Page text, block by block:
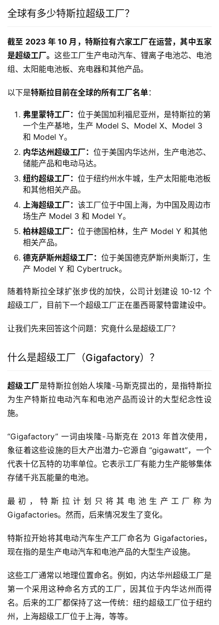
全球有多少特斯拉超级工厂？
截至 2023 年 10 月，特斯拉有六家工厂在运营，其中五家
是超级工厂。这些工厂生产电动汽车、锂离子电池芯、电池
组、太阳能电池板、充电器和其他产品。
以下是特斯拉目前在全球的所有工厂名单：
弗里蒙特工厂： 位于美国加利福尼亚州，是特斯拉的第
一个生产基地，生产 Model S、Model X、Model 3
和 Model Y。
内华达州超级工厂： 位于美国内华达州，生产电池芯、
储能产品和电动马达。
纽约超级工厂： 位于纽约州水牛城，生产太阳能电池板
和其他相关产品。
上海超级工厂： 该工厂位于中国上海，为中国及周边市
场生产 Model 3 和 Model Y。
柏林超级工厂： 位于德国柏林，生产 Model Y 和其他
相关产品。
德克萨斯州超级工厂： 位于美国德克萨斯州奥斯汀，生
产 Model Y 和 Cybertruck。
随着特斯拉全球扩张步伐的加快，公司计划建设 10-12 个
超级工厂，目前下一个超级工厂正在墨西哥蒙特雷建设中。
让我们先来回答这个问题：究竟什么是超级工厂？
什么是超级工厂（Gigafactory）？
超级工厂是特斯拉创始人埃隆-马斯克提出的，是指特斯拉
为生产特斯拉电动汽车和电池产品而设计的大型纪念性设
施。
“Gigafactory” 一词由埃隆-马斯克在 2013 年首次使用，
象征着这些设施的巨大产出潜力–它源自 “gigawatt”，一个
代表十亿瓦特的功率单位。它表示工厂有能力生产能够集体
存储千兆瓦能量的电池。
最初，特斯拉计划只将其电池生产工厂称为
Gigafactories。然而，后来情况发生了变化。
特斯拉开始将其电动汽车生产工厂命名为 Gigafactories，
现在指的是生产电动汽车和电池产品的大型生产设施。
这些工厂通常以地理位置命名。例如，内达华州超级工厂是
第一个采用这种命名方式的工厂，因其位于内华达州而得
名。后来的工厂都保持了这一传统：纽约超级工厂位于纽约
州，上海超级工厂位于上海，等等。